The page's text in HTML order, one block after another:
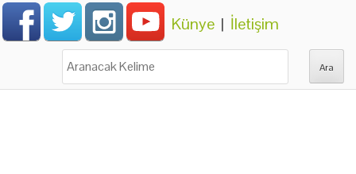
Künye | İletişim